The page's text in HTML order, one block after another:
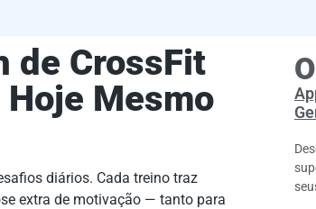
de CrossFit
Mesmo
diários. Cada treino traz
extra de motivação — tanto para